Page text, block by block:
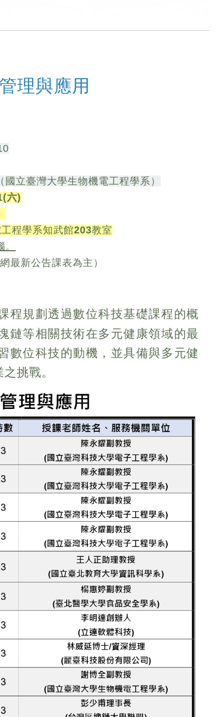
理與應用
立臺灣大學生物機電工程學系）
六)
程學系知武館203教室
最新公告課表為主）
程規劃透過數位科技基礎課程的概
鏈等相關技術在多元健康領域的最
數位科技的動機，並具備與多元健
挑戰。